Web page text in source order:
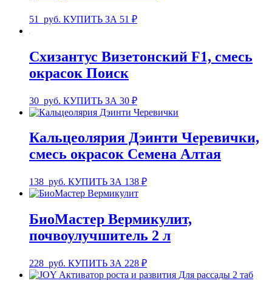
51 руб. КУПИТЬ ЗА 51 ₽
Схизантус Визетонский F1, смесь
окрасок Поиск
30 руб. КУПИТЬ ЗА 30 ₽
Кальцеолярия Дэинти Черевички,
смесь окрасок Семена Алтая
138 руб. КУПИТЬ ЗА 138 ₽
БиоМастер Вермикулит,
почвоулучшитель 2 л
228 руб. КУПИТЬ ЗА 228 ₽